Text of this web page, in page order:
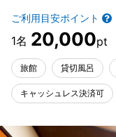
ご利用目安ポイント
20,000
旅館 貸切風呂
キャッシュレス決済可